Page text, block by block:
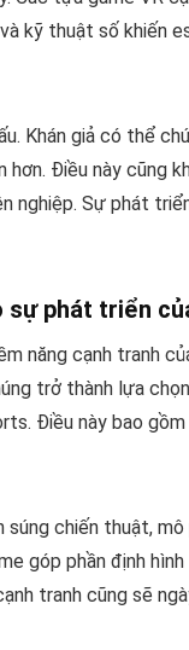
kỹ thuật số khiến
Khán giả có thể
Điều này cũng
nghiệp. Sự phát
sự phát triển
năng cạnh tranh
trở thành lựa
Điều này bao
súng chiến thuật,
góp phần định
tranh cũng sẽ